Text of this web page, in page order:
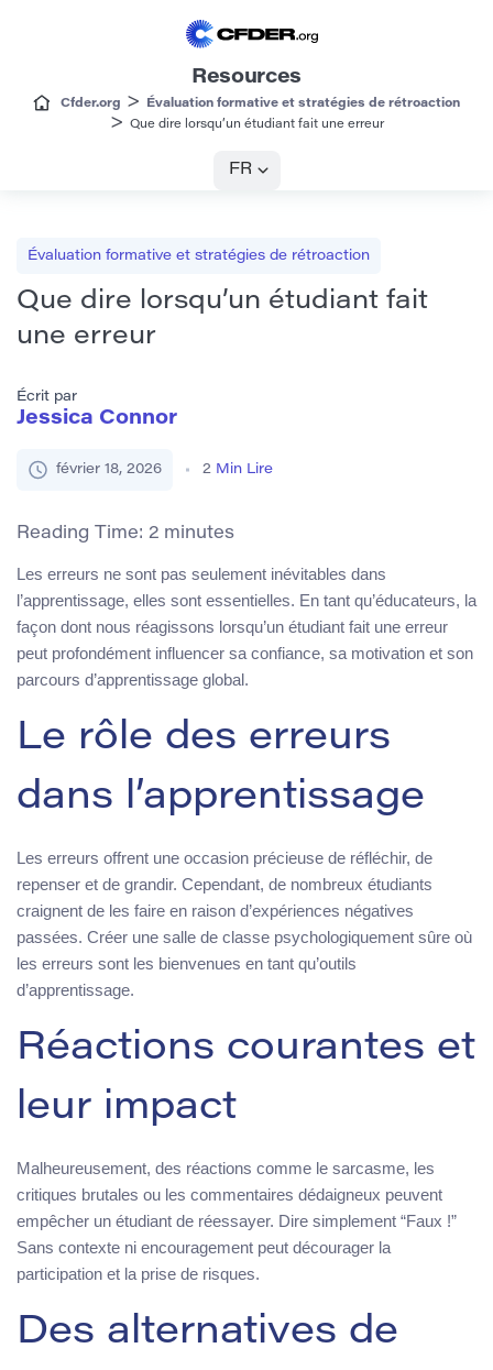
Resources
Cfder.org > Évaluation formative et stratégies de rétroaction
> Que dire lorsqu’un étudiant fait une erreur
FR
Évaluation formative et stratégies de rétroaction
Que dire lorsqu’un étudiant fait
une erreur
Écrit par
Jessica Connor
février 18, 2026 2 Min Lire
Reading Time: 2 minutes
Les erreurs ne sont pas seulement inévitables dans
l’apprentissage, elles sont essentielles. En tant qu’éducateurs, la
façon dont nous réagissons lorsqu’un étudiant fait une erreur
peut profondément influencer sa confiance, sa motivation et son
parcours d’apprentissage global.
Le rôle des erreurs
dans l’apprentissage
Les erreurs offrent une occasion précieuse de réfléchir, de
repenser et de grandir. Cependant, de nombreux étudiants
craignent de les faire en raison d’expériences négatives
passées. Créer une salle de classe psychologiquement sûre où
les erreurs sont les bienvenues en tant qu’outils
d’apprentissage.
Réactions courantes et
leur impact
Malheureusement, des réactions comme le sarcasme, les
critiques brutales ou les commentaires dédaigneux peuvent
empêcher un étudiant de réessayer. Dire simplement “Faux !”
Sans contexte ni encouragement peut décourager la
participation et la prise de risques.
Des alternatives de